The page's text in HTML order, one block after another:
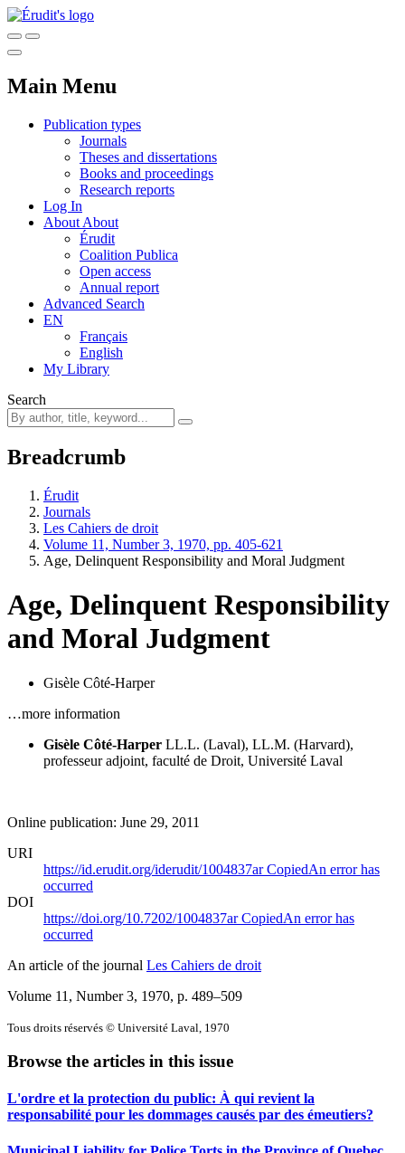
Main Menu
Publication types
Journals
Theses and dissertations
Books and proceedings
Research reports
Log In
About About
Érudit
Coalition Publica
Open access
Annual report
Advanced Search
EN
Français
English
My Library
Search
Breadcrumb
Érudit
Journals
Les Cahiers de droit
Volume 11, Number 3, 1970, pp. 405-621
Age, Delinquent Responsibility and Moral Judgment
Age, Delinquent Responsibility
and Moral Judgment
Gisèle Côté-Harper
…more information
Gisèle Côté-Harper LL.L. (Laval), LL.M. (Harvard),
professeur adjoint, faculté de Droit, Université Laval
Online publication: June 29, 2011
URI
https://id.erudit.org/iderudit/1004837arCopiedAn error has
occurred
DOI
https://doi.org/10.7202/1004837arCopiedAn error has
occurred
An article of the journal Les Cahiers de droit
Volume 11, Number 3, 1970, p. 489–509
Tous droits réservés © Université Laval, 1970
Browse the articles in this issue
L'ordre et la protection du public: À qui revient la
responsabilité pour les dommages causés par des émeutiers?